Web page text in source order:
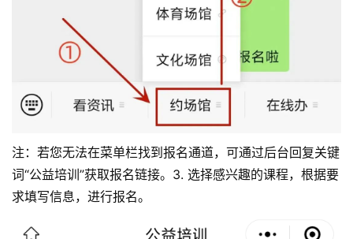
注：若您无法在菜单栏找到报名通道，可通过后台回复关键
词“公益培训”获取报名链接。3. 选择感兴趣的课程，根据要
求填写信息，进行报名。